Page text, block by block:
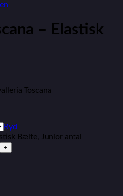
– Elastisk
Toscana
Ryd
Bælte, Junior antal